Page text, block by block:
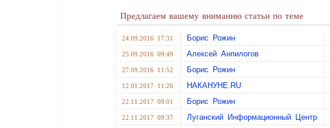
Предлагаем вашему вниманию статьи по теме
24.09.2016 17:31 Борис Рожин
25.09.2016 09:49 Алексей Анпилогов
27.09.2016 11:52 Борис Рожин
12.01.2017 11:26 НАКАНУНЕ.RU
22.11.2017 09:01 Борис Рожин
22.11.2017 09:37 Луганский Информационный Центр